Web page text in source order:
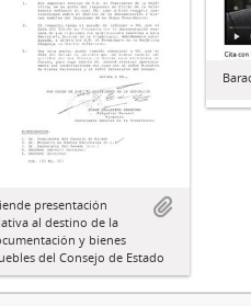
presentación
al destino de la
y bienes
del Consejo de Estado